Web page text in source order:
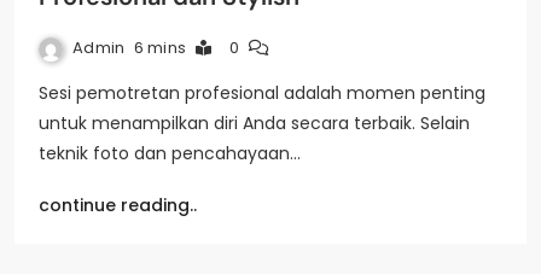
Admin 6 mins 0
Sesi pemotretan profesional adalah momen penting
untuk menampilkan diri Anda secara terbaik. Selain
teknik foto dan pencahayaan…
continue reading..